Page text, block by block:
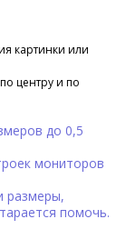
картинки или
центру и по
до 0,5
мониторов
размеры,
помочь.